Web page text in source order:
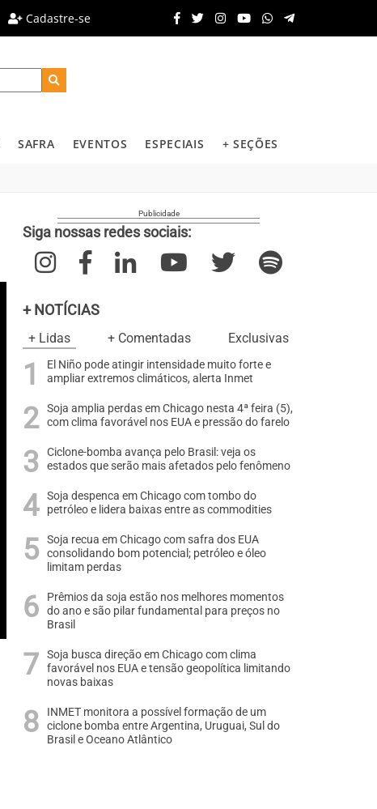
Cadastre-se
SAFRA EVENTOS ESPECIAIS + SEÇÕES
Siga nossas redes sociais:
+ NOTÍCIAS
+ Lidas + Comentadas Exclusivas
El Niño pode atingir intensidade muito forte e
ampliar extremos climáticos, alerta Inmet
Soja amplia perdas em Chicago nesta 4ª feira (5),
com clima favorável nos EUA e pressão do farelo
Ciclone-bomba avança pelo Brasil: veja os
estados que serão mais afetados pelo fenômeno
Soja despenca em Chicago com tombo do
petróleo e lidera baixas entre as commodities
Soja recua em Chicago com safra dos EUA
consolidando bom potencial; petróleo e óleo
limitam perdas
Prêmios da soja estão nos melhores momentos
do ano e são pilar fundamental para preços no
Brasil
Soja busca direção em Chicago com clima
favorável nos EUA e tensão geopolítica limitando
novas baixas
INMET monitora a possível formação de um
ciclone bomba entre Argentina, Uruguai, Sul do
Brasil e Oceano Atlântico